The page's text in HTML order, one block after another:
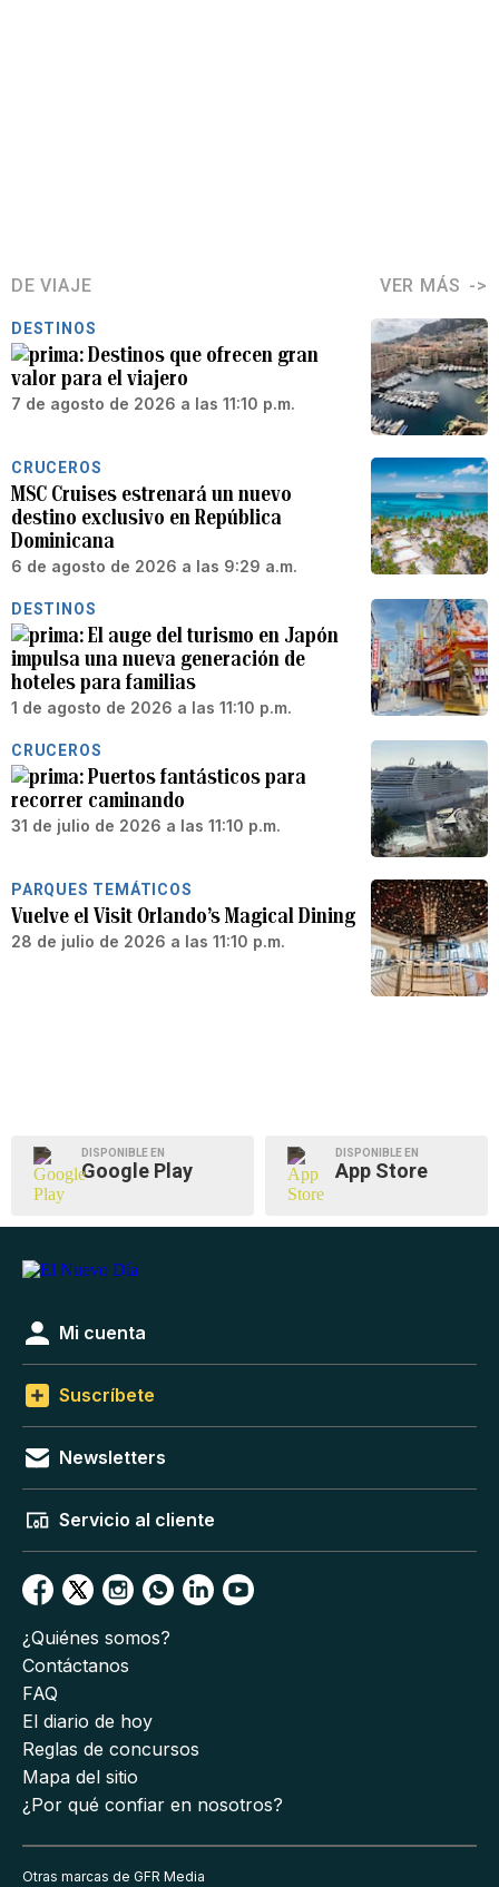
DE VIAJE VER MÁS
DESTINOS
Destinos que ofrecen gran
valor para el viajero
7 de agosto de 2026 a las 11:10 p.m.
CRUCEROS
MSC Cruises estrenará un nuevo
destino exclusivo en República
Dominicana
6 de agosto de 2026 a las 9:29 a.m.
DESTINOS
El auge del turismo en Japón
impulsa una nueva generación de
hoteles para familias
1 de agosto de 2026 a las 11:10 p.m.
CRUCEROS
Puertos fantásticos para
recorrer caminando
31 de julio de 2026 a las 11:10 p.m.
PARQUES TEMÁTICOS
Vuelve el Visit Orlando’s Magical Dining
28 de julio de 2026 a las 11:10 p.m.
DISPONIBLE EN
Google Play
DISPONIBLE EN
App Store
Mi cuenta
Suscríbete
Newsletters
Servicio al cliente
¿Quiénes somos?
Contáctanos
FAQ
El diario de hoy
Reglas de concursos
Mapa del sitio
¿Por qué confiar en nosotros?
Otras marcas de GFR Media